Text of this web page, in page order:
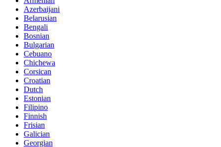
Azerbaijani
Belarusian
Bengali
Bosnian
Bulgarian
Cebuano
Chichewa
Corsican
Croatian
Dutch
Estonian
Filipino
Finnish
Frisian
Galician
Georgian